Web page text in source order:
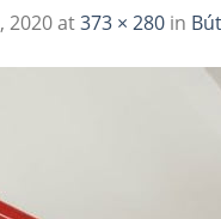
2020at373 × 280 in